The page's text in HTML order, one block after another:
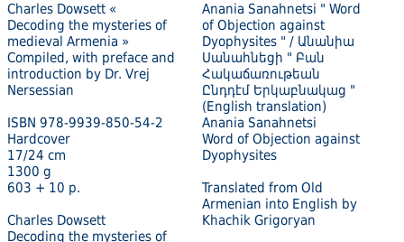
Charles Dowsett «
Decoding the mysteries of
medieval Armenia »
Compiled, with preface and
introduction by Dr. Vrej
Nersessian
ISBN 978-9939-850-54-2
Hardcover
17/24 cm
1300 g
603 + 10 p.
Charles Dowsett
Decoding the mysteries of
Anania Sanahnetsi " Word
of Objection against
Dyophysites " / Անանիա
Սանահնեցի " Բան
Հակաճառութեան
Ընդդէմ Երկաբնակաց "
(English translation)
Anania Sanahnetsi
Word of Objection against
Dyophysites
Translated from Old
Armenian into English by
Khachik Grigoryan